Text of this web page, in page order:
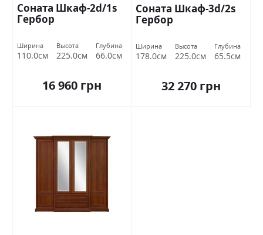
Соната Шкаф-2d/1s
Гербор
Ширина
110.0см
Высота
225.0см
Глубина
66.0см
16 960 грн
Соната Шкаф-3d/2s
Гербор
Ширина
178.0см
Высота
225.0см
Глубина
65.5см
32 270 грн